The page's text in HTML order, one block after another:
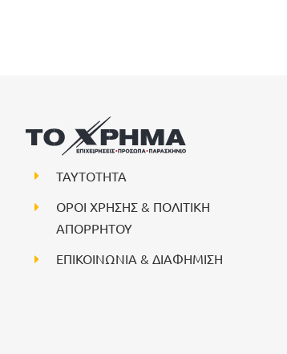
ΤΑΥΤΟΤΗΤΑ
ΟΡΟΙ ΧΡΗΣΗΣ & ΠΟΛΙΤΙΚΗ
ΑΠΟΡΡΗΤΟΥ
ΕΠΙΚΟΙΝΩΝΙΑ & ΔΙΑΦΗΜΙΣΗ